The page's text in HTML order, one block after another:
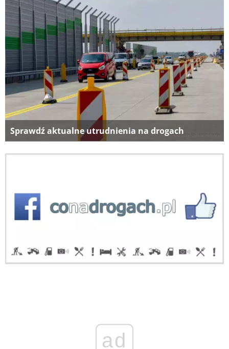
Sprawdź aktualne utrudnienia na drogach
ad